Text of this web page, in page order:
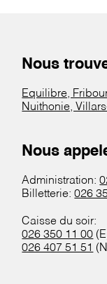
Nous
Equilibre,
Nuithonie,
Nous
Administration:
Billetterie:026
Caisse du soir:
026 350 11 00
026 407 51 51